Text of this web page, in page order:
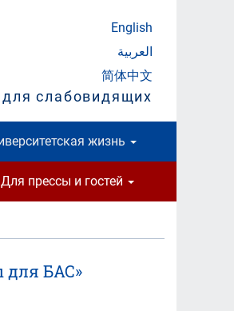
English
العربية
简体中文
слабовидящих
жизнь
Для прессы и гостей
для БАС»